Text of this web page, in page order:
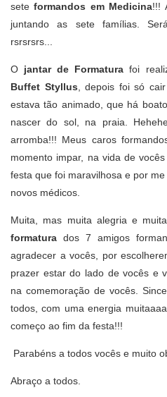
seteformandos em Medicina!!!
juntando as sete famílias.
rsrsrsrs...
O jantar de Formatura foi
Buffet Styllus , depois foi só
estava tão animado, que há
nascer do sol, na praia.
arromba!!! Meus caros
momento impar, na vida de
festa que foi maravilhosa e por
novos médicos.
Muita, mas muita alegria e
formatura dos 7 amigos
agradecer a vocês, por
prazer estar do lado de vocês e
na comemoração de vocês.
todos, com uma energia
começo ao fim da festa!!!
Parabéns a todos vocês e muito
Abraço a todos.